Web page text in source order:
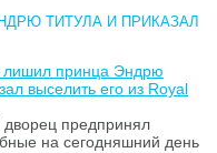
ТИТУЛА И ПРИКАЗАЛ
лишил принца Эндрю
выселить его из Royal
дворец предпринял
на сегодняшний день